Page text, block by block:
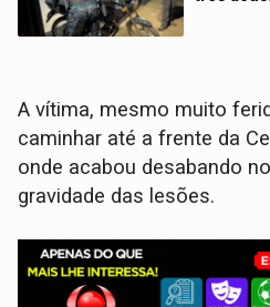
A vítima, mesmo muito
caminhar até a frente da
onde acabou desabando
gravidade das lesões.